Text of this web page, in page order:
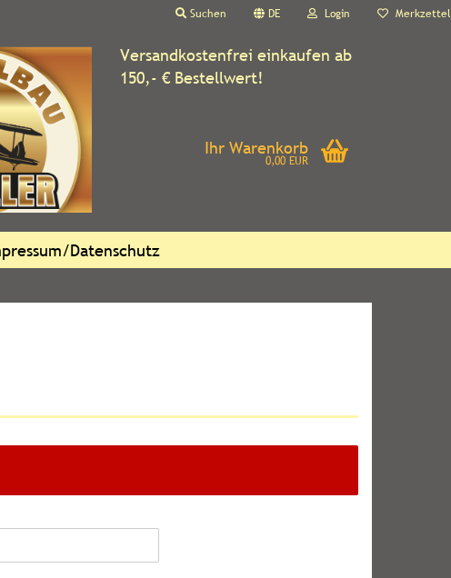
Suchen DE Login Merkzettel
Versandkostenfrei einkaufen ab
150,- € Bestellwert!
Ihr Warenkorb
0,00 EUR
Datenschutz